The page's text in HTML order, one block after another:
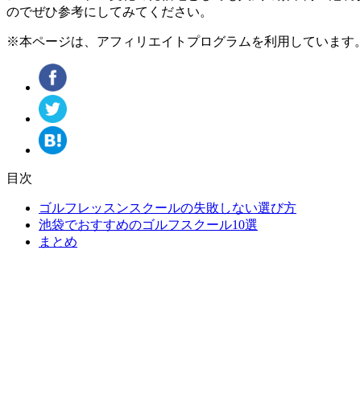
のでぜひ参考にしてみてください。
※本ページは、アフィリエイトプログラムを利用しています。
目次
ゴルフレッスンスクールの失敗しない選び方
池袋でおすすめのゴルフスクール10選
まとめ